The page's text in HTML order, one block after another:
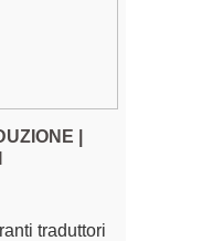
|
traduttori